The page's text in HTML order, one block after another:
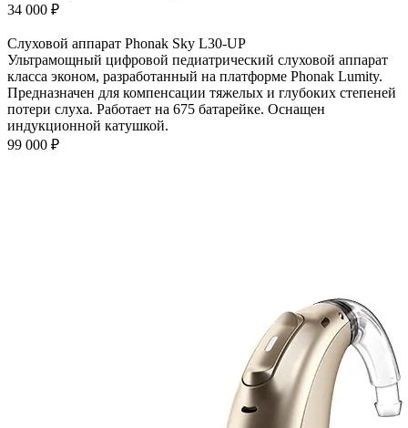
34 000 ₽
Слуховой аппарат Phonak Sky L30-UP
Ультрамощный цифровой педиатрический слуховой аппарат
класса эконом, разработанный на платформе Phonak Lumity.
Предназначен для компенсации тяжелых и глубоких степеней
потери слуха. Работает на 675 батарейке. Оснащен
индукционной катушкой.
99 000 ₽